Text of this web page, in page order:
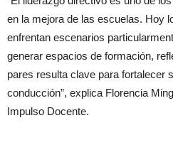
en la mejora de las escuelas. Hoy
enfrentan escenarios
generar espacios de formación,
pares resulta clave para fortalecer
conducción”, explica Florencia
Impulso Docente.